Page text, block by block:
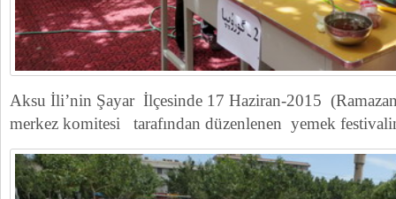
Aksu İli’nin Şayar İlçesinde 17 Haziran-2015
merkez komitesi tarafından düzenlenen yemek